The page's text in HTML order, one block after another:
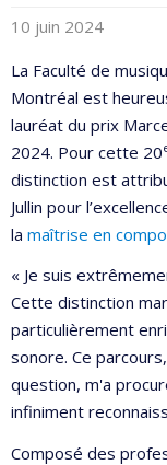
10 juin 2024
La Faculté de
Montréal est
lauréat du prix
2024. Pour cette 20
distinction est
Jullin pour
la maîtrise en
« Je suis
Cette distinction
particulièrement
sonore. Ce
question, m'a
infiniment
Composé des